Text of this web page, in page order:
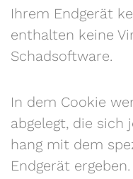
Ihrem Endgerät
enthalten keine
Schadsoftware.
In dem Cookie
abgelegt, die sich
hang mit dem
Endgerät